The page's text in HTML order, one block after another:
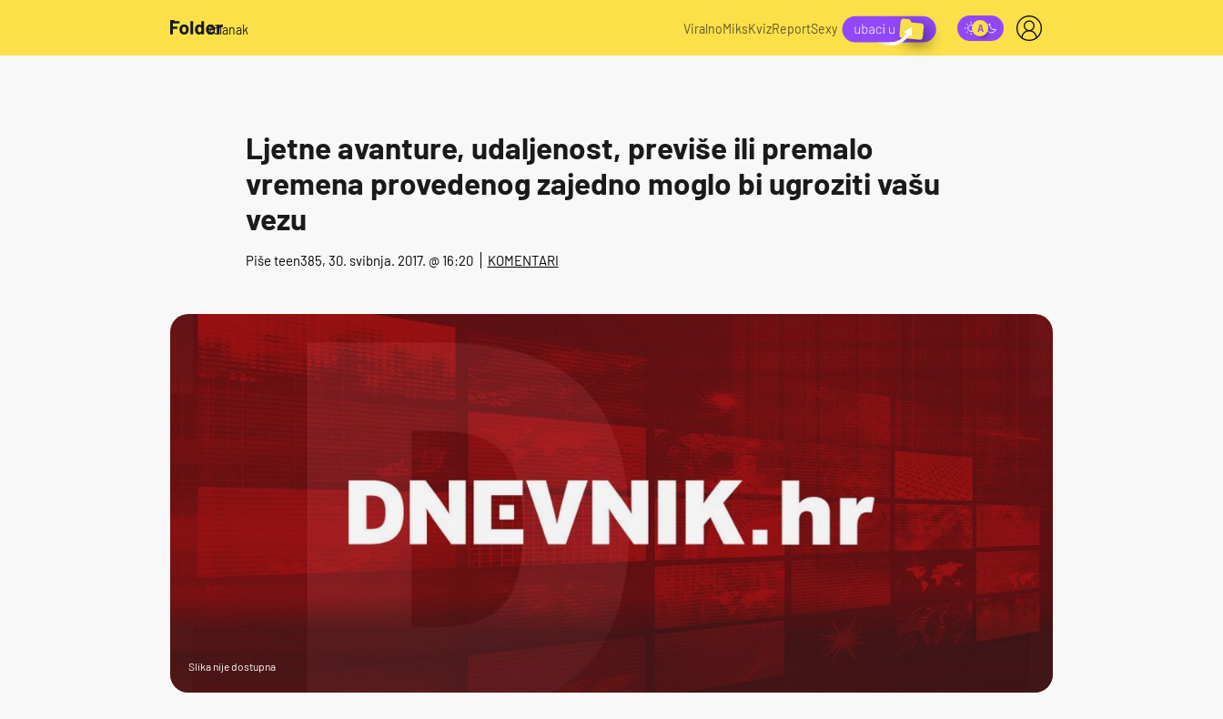
/članak ViralnoMiksKvizReportSexy
Ljetne avanture, udaljenost, previše ili premalo
vremena provedenog zajedno moglo bi ugroziti vašu
vezu
Piše teen385, 30. svibnja. 2017. @ 16:20 KOMENTARI
Slika nije dostupna